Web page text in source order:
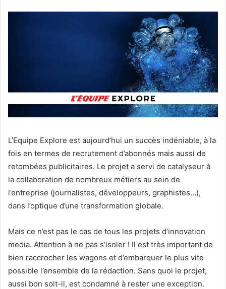
L’Equipe Explore est aujourd’hui un succès indéniable, à la
fois en termes de recrutement d’abonnés mais aussi de
retombées publicitaires. Le projet a servi de catalyseur à
la collaboration de nombreux métiers au sein de
l’entreprise (journalistes, développeurs, graphistes…),
dans l’optique d’une transformation globale.
Mais ce n’est pas le cas de tous les projets d’innovation
media. Attention à ne pas s’isoler ! Il est très important de
bien raccrocher les wagons et d’embarquer le plus vite
possible l’ensemble de la rédaction. Sans quoi le projet,
aussi bon soit-il, est condamné à rester une exception.